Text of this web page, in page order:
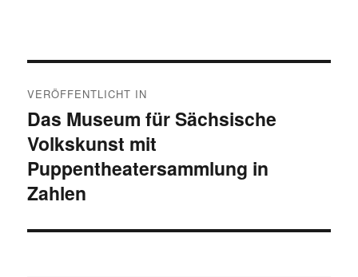
VERÖFFENTLICHT IN
Das Museum für Sächsische
Volkskunst mit
Puppentheatersammlung in
Zahlen